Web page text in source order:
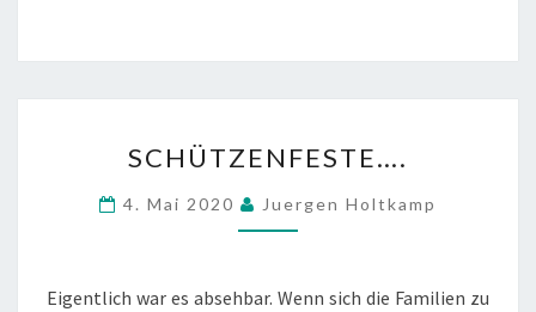
SCHÜTZENFESTE….
4. Mai 2020 Juergen Holtkamp
Eigentlich war es absehbar. Wenn sich die Familien zu